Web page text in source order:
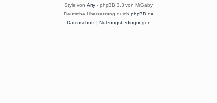
Style von Arty - phpBB 3.3 von MrGaby
Deutsche Übersetzung durch phpBB.de
Datenschutz| Nutzungsbedingungen